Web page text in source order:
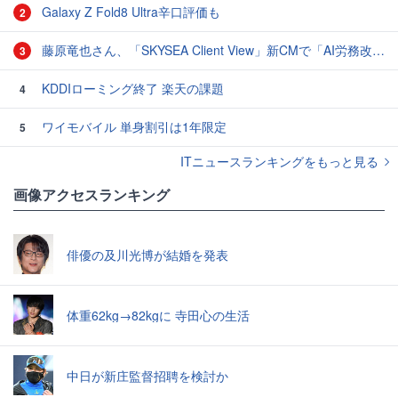
2 Galaxy Z Fold8 Ultra辛口評価も
3 藤原竜也さん、「SKYSEA Client View」新CMで「AI労務改善」をアピール 働き方をAIが分析したら「すぐに休んで」と言われる？
4 KDDIローミング終了 楽天の課題
5
ワイモバイル 単身割引は1年限定
ITニュースランキングをもっと見る
画像アクセスランキング
俳優の及川光博が結婚を発表
体重62kg→82kgに 寺田心の生活
中日が新庄監督招聘を検討か